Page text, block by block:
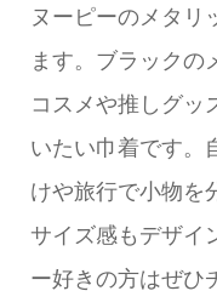
ヌーピーのメタリ
ます。ブラックの
コスメや推しグッ
いたい巾着です。
けや旅行で小物を
サイズ感もデザイ
ー好きの方はぜひ